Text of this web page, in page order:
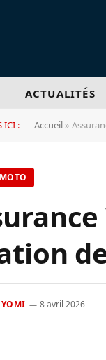
ACTUALITÉS
ICI : Accueil »
YOMI 8 avril 2026